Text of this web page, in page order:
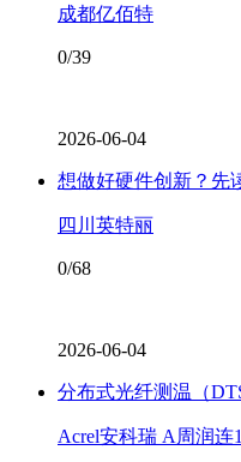
成都亿佰特
0/39
2026-06-04
想做好硬件创新？先
四川英特丽
0/68
2026-06-04
分布式光纤测温（
Acrel安科瑞 A周润连